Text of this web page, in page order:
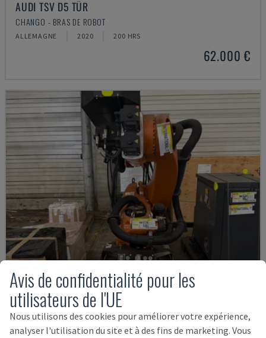
AUDI TSV D5 TÜR
CHANGO - BRAS DE ROBOT
ALLEMAGNE 2020 200 HRS
62.000 €
KR 210 R2700 EXTRA
KUKA - BRAS DE ROBOT
ITALIE 2016
Avis de confidentialité pour les
utilisateurs de l'UE
Nous utilisons des cookies pour améliorer votre expérience,
analyser l'utilisation du site et à des fins de marketing. Vous